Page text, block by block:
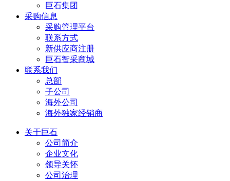
巨石集团
采购信息
采购管理平台
联系方式
新供应商注册
巨石智采商城
联系我们
总部
子公司
海外公司
海外独家经销商
关于巨石
公司简介
企业文化
领导关怀
公司治理